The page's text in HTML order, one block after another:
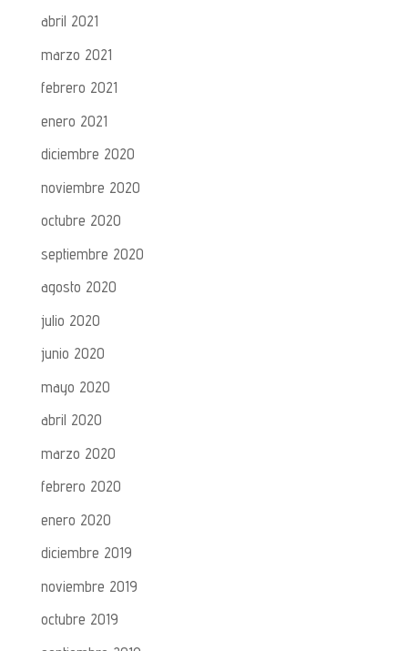
abril 2021
marzo 2021
febrero 2021
enero 2021
diciembre 2020
noviembre 2020
octubre 2020
septiembre 2020
agosto 2020
julio 2020
junio 2020
mayo 2020
abril 2020
marzo 2020
febrero 2020
enero 2020
diciembre 2019
noviembre 2019
octubre 2019